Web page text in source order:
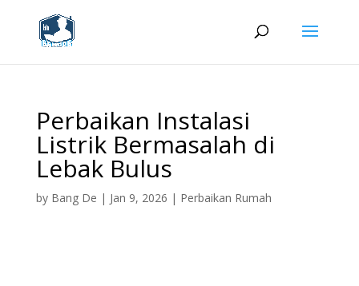
Perbaikan Instalasi
Listrik Bermasalah di
Lebak Bulus
by Bang De | Jan 9, 2026 | Perbaikan Rumah